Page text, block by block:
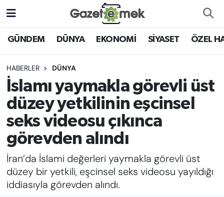
GÜNDEM DÜNYA EKONOMİ SİYASET ÖZEL
HABERLER DÜNYA
İslamı yaymakla görevli üst
düzey yetkilinin eşcinsel
seks videosu çıkınca
görevden alındı
İran’da İslami değerleri yaymakla görevli üst
düzey bir yetkili, eşcinsel seks videosu yayıldığı
iddiasıyla görevden alındı.
DÜNYA
EKONOMİ
EMEK HABERLERİ
YENİ MEDYADA EMEK
GAZETECİLİĞİNİ GELİŞTİRMEK
FAYDALI BİLGİLER
GÜNDEM
Nöbetçi Eczaneler
Hava Durumu
İstanbul Namaz Vakitleri
Trafik Durumu
Süper Lig Puan Durumu ve Fikstür
Tüm Manşetler
Son Dakika Haberleri